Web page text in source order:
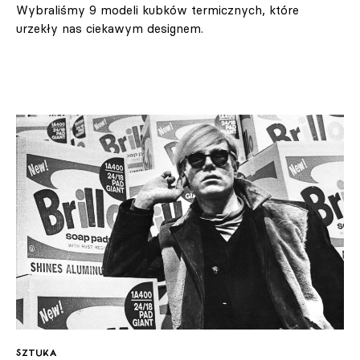
Wybraliśmy 9 modeli kubków termicznych, które
urzekły nas ciekawym designem.
SZTUKA